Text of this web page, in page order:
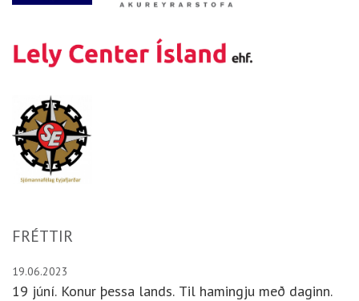
FRÉTTIR
19.06.2023
19 júní. Konur þessa lands. Til hamingju með daginn.